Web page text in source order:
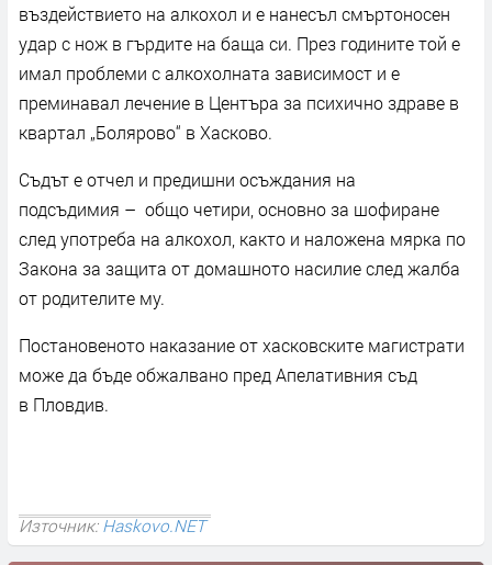
въздействието на алкохол и е нанесъл смъртоносен
удар с нож в гърдите на баща си. През годините той е
имал проблеми с алкохолната зависимост и е
преминавал лечение в Центъра за психично здраве в
квартал „Болярово“ в Хасково.
Съдът е отчел и предишни осъждания на
подсъдимия – общо четири, основно за шофиране
след употреба на алкохол, както и наложена мярка по
Закона за защита от домашното насилие след жалба
от родителите му.
Постановеното наказание от хасковските магистрати
може да бъде обжалвано пред Апелативния съд
в Пловдив.
Източник:Haskovo.NET